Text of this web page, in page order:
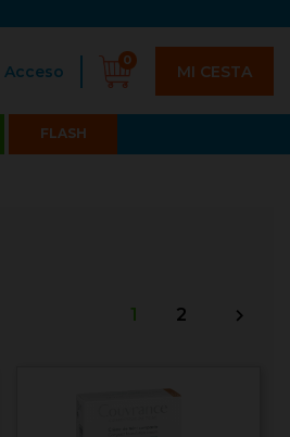
Acceso
0
MI CESTA
FLASH
1 2 